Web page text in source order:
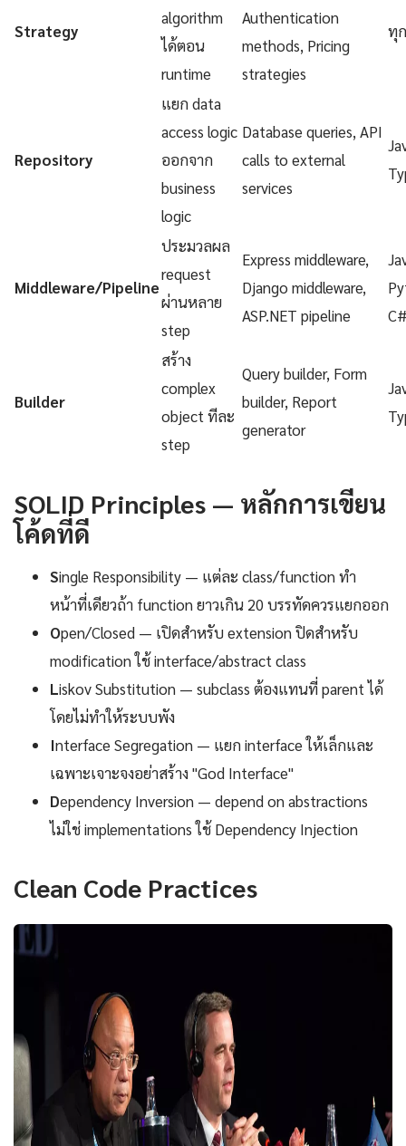
Strategy
algorithm
ได้ตอน
runtime
Authentication
methods, Pricing
strategies
ทุ
Repository
แยก data
access logic
ออกจาก
business
logic
Database queries, API
calls to external
services
Middleware/Pipeline
ประมวลผล
request
ผ่านหลาย
step
Express middleware,
Django middleware,
ASP.NET pipeline
Builder
สร้าง
complex
object ทีละ
step
Query builder, Form
builder, Report
generator
SOLID Principles — หลักการเขียน
โค้ดที่ดี
Single Responsibility — แต่ละ class/function ทำ
หน้าที่เดียวถ้า function ยาวเกิน 20 บรรทัดควรแยกออก
Open/Closed — เปิดสำหรับ extension ปิดสำหรับ
modification ใช้ interface/abstract class
Liskov Substitution — subclass ต้องแทนที่ parent ได้
โดยไม่ทำให้ระบบพัง
Interface Segregation — แยก interface ให้เล็กและ
เฉพาะเจาะจงอย่าสร้าง "God Interface"
Dependency Inversion — depend on abstractions
ไม่ใช่ implementations ใช้ Dependency Injection
Clean Code Practices